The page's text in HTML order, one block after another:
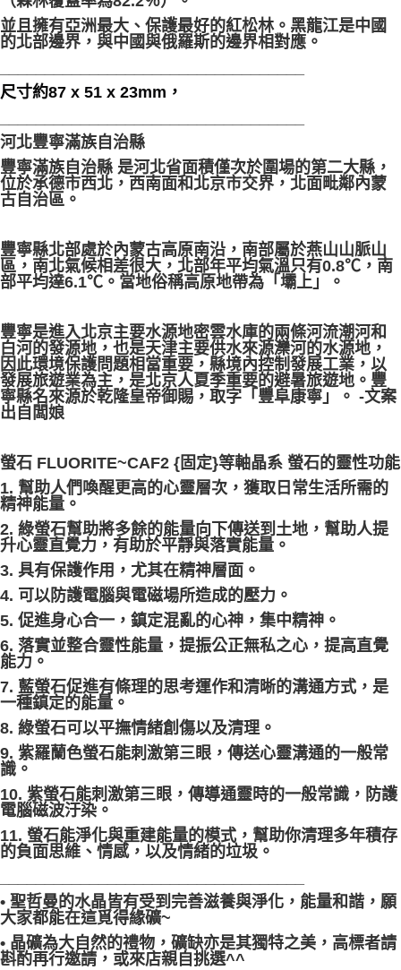
並且擁有亞洲最大、保護最好的紅松林。黑龍江是中國
的北部邊界，與中國與俄羅斯的邊界相對應。
尺寸約87 x 51 x 23mm，
河北豐寧滿族自治縣
豐寧滿族自治縣 是河北省面積僅次於圍場的第二大縣，
位於承德市西北，西南面和北京市交界，北面毗鄰內蒙
古自治區。
豐寧縣北部處於內蒙古高原南沿，南部屬於燕山山脈山
區，南北氣候相差很大，北部年平均氣溫只有0.8℃，南
部平均達6.1℃。當地俗稱高原地帶為「壩上」。
豐寧是進入北京主要水源地密雲水庫的兩條河流潮河和
白河的發源地，也是天津主要供水來源灤河的水源地，
因此環境保護問題相當重要，縣境內控制發展工業，以
發展旅遊業為主，是北京人夏季重要的避暑旅遊地。豐
寧縣名來源於乾隆皇帝御賜，取字「豐阜康寧」。 -文案
出自闆娘
螢石 FLUORITE~CAF2 {固定}等軸晶系 螢石的靈性功能
1. 幫助人們喚醒更高的心靈層次，獲取日常生活所需的
精神能量。
2. 綠螢石幫助將多餘的能量向下傳送到土地，幫助人提
升心靈直覺力，有助於平靜與落實能量。
3. 具有保護作用，尤其在精神層面。
4. 可以防護電腦與電磁場所造成的壓力。
5. 促進身心合一，鎮定混亂的心神，集中精神。
6. 落實並整合靈性能量，提振公正無私之心，提高直覺
能力。
7. 藍螢石促進有條理的思考運作和清晰的溝通方式，是
一種鎮定的能量。
8. 綠螢石可以平撫情緒創傷以及清理。
9. 紫羅蘭色螢石能刺激第三眼，傳送心靈溝通的一般常
識。
10. 紫螢石能刺激第三眼，傳導通靈時的一般常識，防護
電腦磁波汙染。
11. 螢石能淨化與重建能量的模式，幫助你清理多年積存
的負面思維、情感，以及情緒的垃圾。
• 聖哲曼的水晶皆有受到完善滋養與淨化，能量和諧，願
大家都能在這覓得緣礦~
• 晶礦為大自然的禮物，礦缺亦是其獨特之美，高標者請
斟酌再行邀請，或來店親自挑選^^